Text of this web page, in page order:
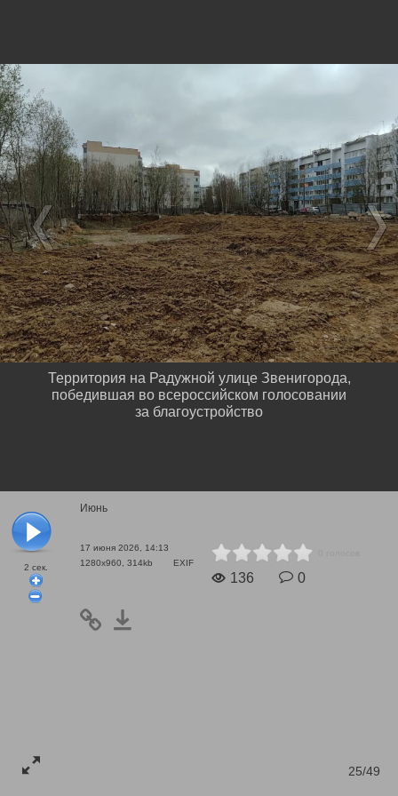
2 сек.
Июнь
17 июня 2026, 14:13
1280x960, 314kb
EXIF
136 0
25/49
Территория на Радужной улице Звенигорода,
победившая во всероссийском голосовании
за благоустройство